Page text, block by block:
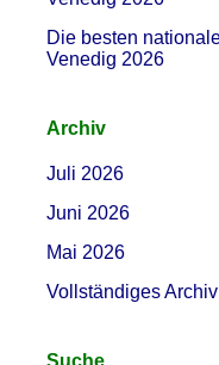
Die besten
Venedig 2026
Archiv
Juli 2026
Juni 2026
Mai 2026
Vollständiges Archiv